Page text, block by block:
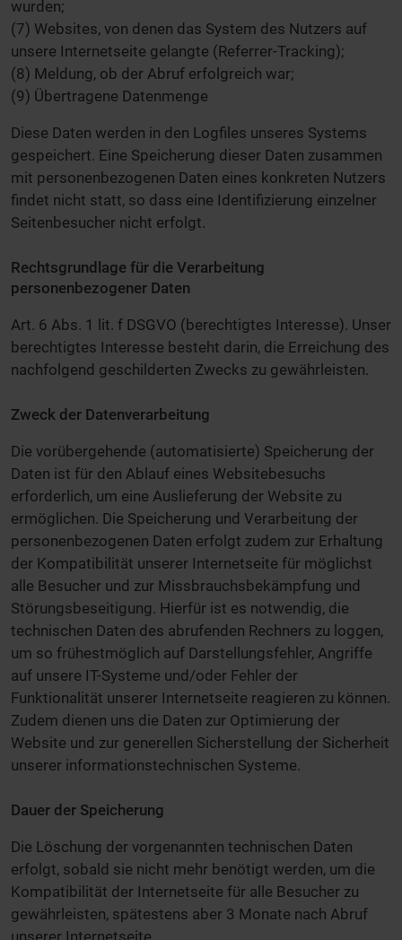
wurden;
(7) Websites, von denen das System des Nutzers auf
unsere Internetseite gelangte (Referrer-Tracking);
(8) Meldung, ob der Abruf erfolgreich war;
(9) Übertragene Datenmenge
Diese Daten werden in den Logfiles unseres Systems
gespeichert. Eine Speicherung dieser Daten zusammen
mit personenbezogenen Daten eines konkreten Nutzers
findet nicht statt, so dass eine Identifizierung einzelner
Seitenbesucher nicht erfolgt.
Rechtsgrundlage für die Verarbeitung
personenbezogener Daten
Art. 6 Abs. 1 lit. f DSGVO (berechtigtes Interesse). Unser
berechtigtes Interesse besteht darin, die Erreichung des
nachfolgend geschilderten Zwecks zu gewährleisten.
Zweck der Datenverarbeitung
Die vorübergehende (automatisierte) Speicherung der
Daten ist für den Ablauf eines Websitebesuchs
erforderlich, um eine Auslieferung der Website zu
ermöglichen. Die Speicherung und Verarbeitung der
personenbezogenen Daten erfolgt zudem zur Erhaltung
der Kompatibilität unserer Internetseite für möglichst
alle Besucher und zur Missbrauchsbekämpfung und
Störungsbeseitigung. Hierfür ist es notwendig, die
technischen Daten des abrufenden Rechners zu loggen,
um so frühestmöglich auf Darstellungsfehler, Angriffe
auf unsere IT-Systeme und/oder Fehler der
Funktionalität unserer Internetseite reagieren zu können.
Zudem dienen uns die Daten zur Optimierung der
Website und zur generellen Sicherstellung der Sicherheit
unserer informationstechnischen Systeme.
Dauer der Speicherung
Die Löschung der vorgenannten technischen Daten
erfolgt, sobald sie nicht mehr benötigt werden, um die
Kompatibilität der Internetseite für alle Besucher zu
gewährleisten, spätestens aber 3 Monate nach Abruf
unserer Internetseite.